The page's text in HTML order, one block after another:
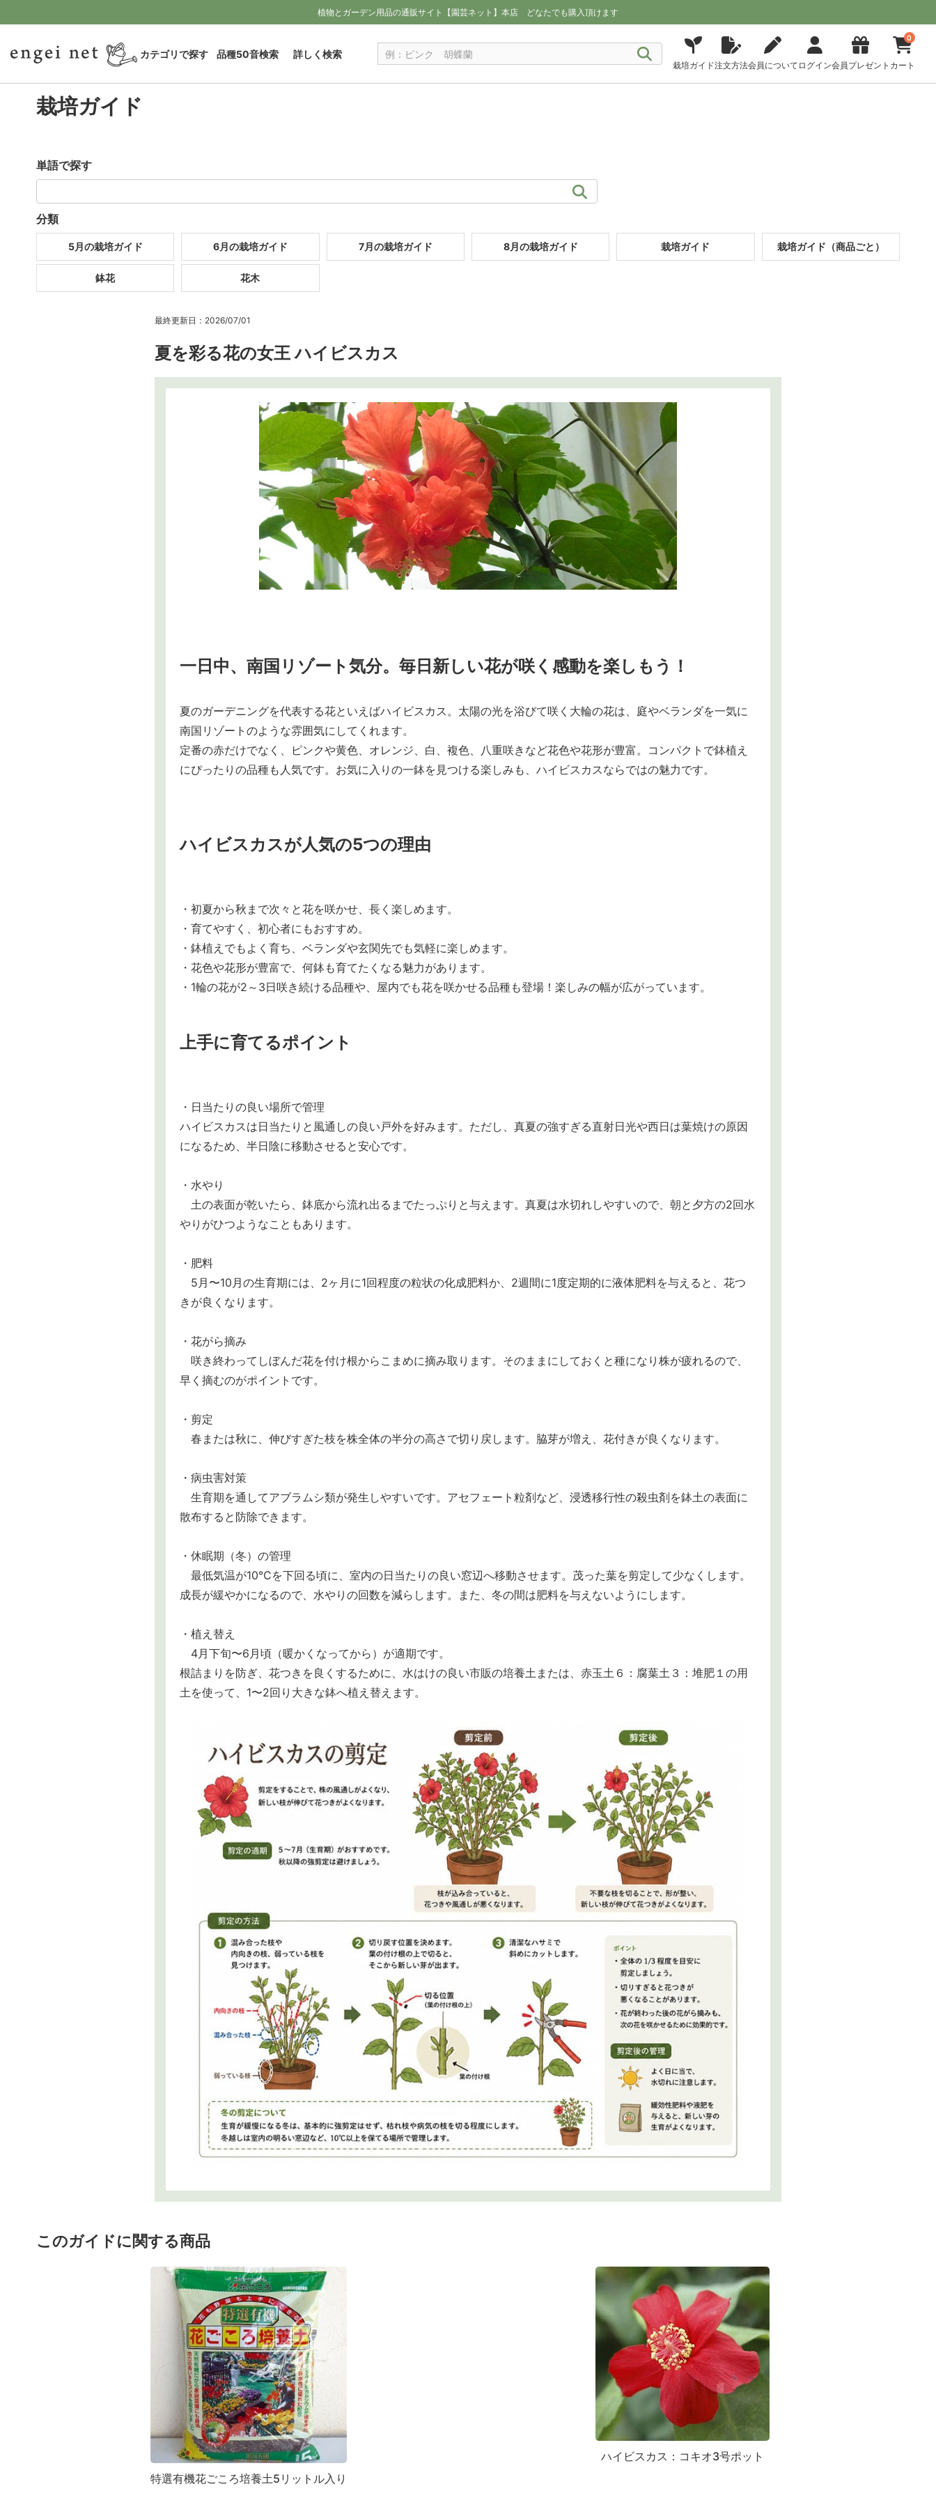
植物とガーデン用品の通販サイト【園芸ネット】本店 どなたでも購入頂けます
カテゴリで探す 品種50音検索 詳しく検索
栽培ガイド注文方法会員について ログイン会員プレゼント
0
カート
栽培ガイド
単語で探す
分類
5月の栽培ガイド 6月の栽培ガイド 7月の栽培ガイド 8月の栽培ガイド 栽培ガイド 栽培ガイド（商品ごと）
鉢花 花木
最終更新日：2026/07/01
夏を彩る花の女王 ハイビスカス
一日中、南国リゾート気分。毎日新しい花が咲く感動を楽しもう！
夏のガーデニングを代表する花といえばハイビスカス。太陽の光を浴びて咲く大輪の花は、庭やベランダを一気に
南国リゾートのような雰囲気にしてくれます。
定番の赤だけでなく、ピンクや黄色、オレンジ、白、複色、八重咲きなど花色や花形が豊富。コンパクトで鉢植え
にぴったりの品種も人気です。お気に入りの一鉢を見つける楽しみも、ハイビスカスならではの魅力です。
ハイビスカスが人気の5つの理由
・初夏から秋まで次々と花を咲かせ、長く楽しめます。
・育てやすく、初心者にもおすすめ。
・鉢植えでもよく育ち、ベランダや玄関先でも気軽に楽しめます。
・花色や花形が豊富で、何鉢も育てたくなる魅力があります。
・1輪の花が2～3日咲き続ける品種や、屋内でも花を咲かせる品種も登場！楽しみの幅が広がっています。
上手に育てるポイント
・日当たりの良い場所で管理
ハイビスカスは日当たりと風通しの良い戸外を好みます。ただし、真夏の強すぎる直射日光や西日は葉焼けの原因
になるため、半日陰に移動させると安心です。
・水やり
土の表面が乾いたら、鉢底から流れ出るまでたっぷりと与えます。真夏は水切れしやすいので、朝と夕方の2回水
やりがひつようなこともあります。
・肥料
5月〜10月の生育期には、2ヶ月に1回程度の粒状の化成肥料か、2週間に1度定期的に液体肥料を与えると、花つ
きが良くなります。
・花がら摘み
咲き終わってしぼんだ花を付け根からこまめに摘み取ります。そのままにしておくと種になり株が疲れるので、
早く摘むのがポイントです。
・剪定
春または秋に、伸びすぎた枝を株全体の半分の高さで切り戻します。脇芽が増え、花付きが良くなります。
・病虫害対策
生育期を通してアブラムシ類が発生しやすいです。アセフェート粒剤など、浸透移行性の殺虫剤を鉢土の表面に
散布すると防除できます。
・休眠期（冬）の管理
最低気温が10℃を下回る頃に、室内の日当たりの良い窓辺へ移動させます。茂った葉を剪定して少なくします。
成長が緩やかになるので、水やりの回数を減らします。また、冬の間は肥料を与えないようにします。
・植え替え
4月下旬〜6月頃（暖かくなってから）が適期です。
根詰まりを防ぎ、花つきを良くするために、水はけの良い市販の培養土または、赤玉土６：腐葉土３：堆肥１の用
土を使って、1〜2回り大きな鉢へ植え替えます。
このガイドに関する商品
特選有機花ごころ培養土5リットル入り
ハイビスカス：コキオ3号ポット